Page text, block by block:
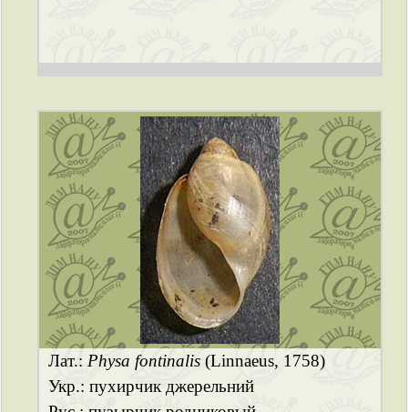
Лат.: Physa fontinalis (Linnaeus, 1758)
Укр.: пухирчик джерельний